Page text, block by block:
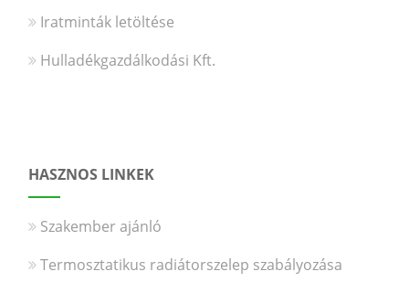
Iratminták letöltése
Hulladékgazdálkodási Kft.
HASZNOS LINKEK
Szakember ajánló
Termosztatikus radiátorszelep szabályozása